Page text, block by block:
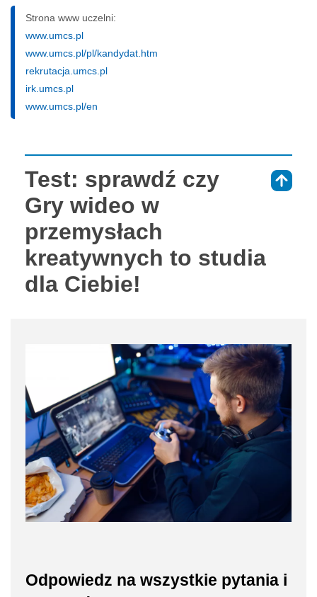
Strona www uczelni:
www.umcs.pl
www.umcs.pl/pl/kandydat.htm
rekrutacja.umcs.pl
irk.umcs.pl
www.umcs.pl/en
Test: sprawdź czy
Gry wideo w
przemysłach
kreatywnych to studia
dla Ciebie!
Odpowiedz na wszystkie pytania i